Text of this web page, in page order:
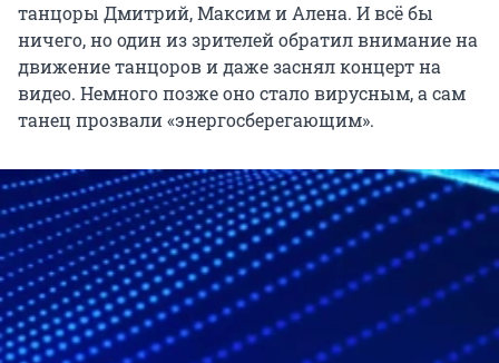
танцоры Дмитрий, Максим и Алена. И всё бы
ничего, но один из зрителей обратил внимание на
движение танцоров и даже заснял концерт на
видео. Немного позже оно стало вирусным, а сам
танец прозвали «энергосберегающим».